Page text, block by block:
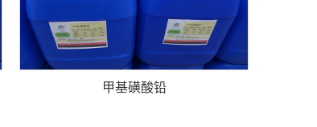
甲基磺酸铅